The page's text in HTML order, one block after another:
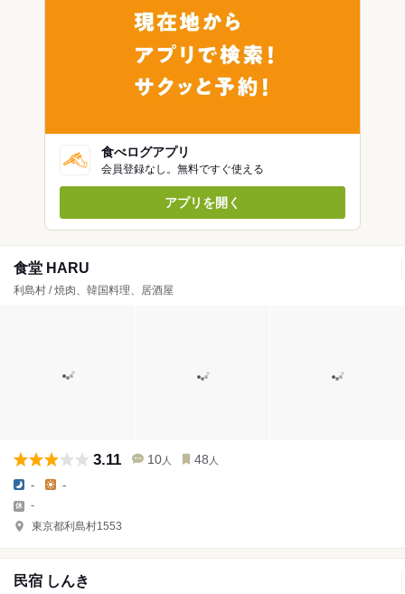
食べログアプリ
会員登録なし。無料ですぐ使える
アプリを開く
食堂 HARU
利島村 / 焼肉、韓国料理、居酒屋
3.11 10 人 48 人
- -
-
東京都利島村1553
民宿 しんき